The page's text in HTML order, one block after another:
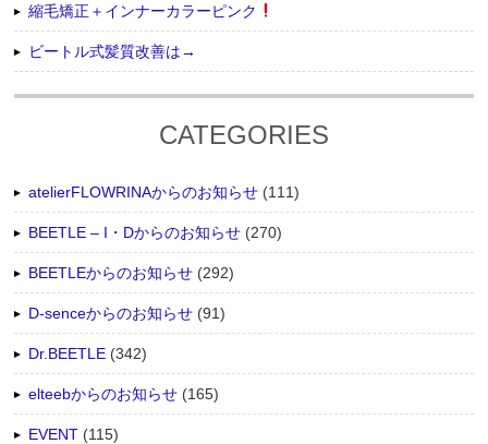
縮毛矯正＋インナーカラーピンク
ビートル式髪質改善は→
CATEGORIES
atelierFLOWRINAからのお知らせ (111)
BEETLE – I・Dからのお知らせ (270)
BEETLEからのお知らせ (292)
D-senceからのお知らせ (91)
Dr.BEETLE (342)
elteebからのお知らせ (165)
EVENT (115)